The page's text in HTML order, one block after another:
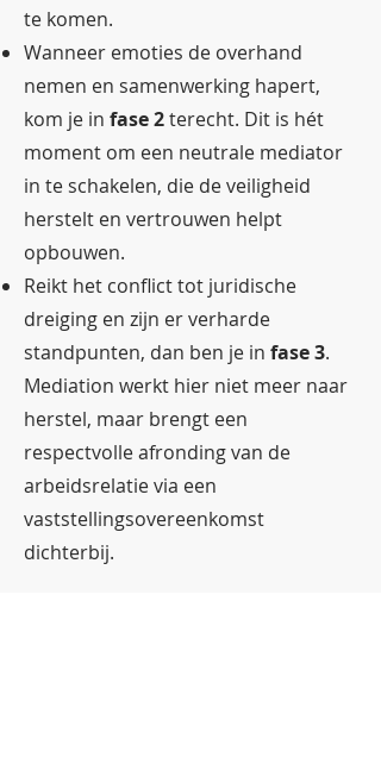
te komen.
Wanneer emoties de overhand
nemen en samenwerking hapert,
kom je in fase 2terecht. Dit is hét
moment om een neutrale mediator
in te schakelen, die de veiligheid
herstelt en vertrouwen helpt
opbouwen.
Reikt het conflict tot juridische
dreiging en zijn er verharde
standpunten, dan ben je in fase 3.
Mediation werkt hier niet meer naar
herstel, maar brengt een
respectvolle afronding van de
arbeidsrelatie via een
vaststellingsovereenkomst
dichterbij.